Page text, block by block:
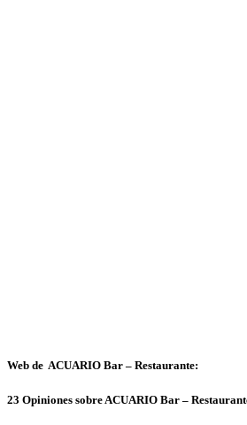
Web de ACUARIO Bar – Restaurante:
23 Opiniones sobre ACUARIO Bar –